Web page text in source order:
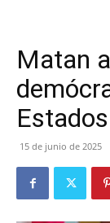
Matan
15 de junio de 2025